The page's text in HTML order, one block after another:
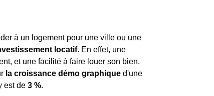
à un logement pour une ville ou une
locatif. En effet, une
et une facilité à faire louer son bien.
la croissance démo graphique d'une
est de 3 %.